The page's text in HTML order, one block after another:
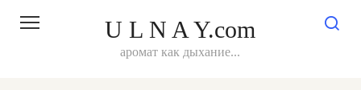
U L N A Y.com
аромат как дыхание...